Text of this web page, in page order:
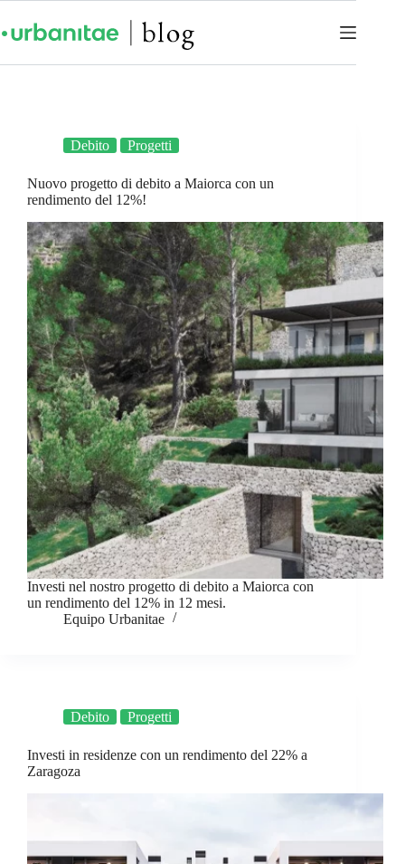
Debito Progetti
Nuovo progetto di debito a Maiorca con un
rendimento del 12%!
Investi nel nostro progetto di debito a Maiorca con
un rendimento del 12% in 12 mesi.
Equipo Urbanitae
Debito Progetti
Investi in residenze con un rendimento del 22% a
Zaragoza